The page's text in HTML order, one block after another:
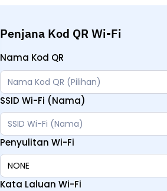
Penjana Kod QR Wi-Fi
Nama Kod QR
SSID Wi-Fi (Nama)
Penyulitan Wi-Fi
Kata Laluan Wi-Fi